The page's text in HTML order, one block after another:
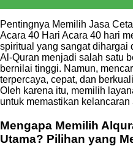
Pentingnya Memilih Jasa
Acara 40 Hari Acara 40 hari
spiritual yang sangat dihargai
Al-Quran menjadi salah satu
bernilai tinggi. Namun,
terpercaya, cepat, dan
Oleh karena itu, memilih
untuk memastikan
Mengapa Memilih
Utama? Pilihan yang